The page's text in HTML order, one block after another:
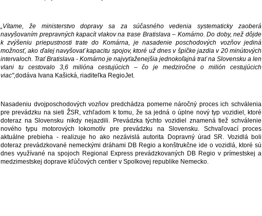
„Vítame, že ministerstvo dopravy sa za súčasného vedenia systematicky zaoberá
navyšovaním prepravných kapacít vlakov na trase Bratislava – Komárno. Do doby, než dôjde
k zvýšeniu priepustnosti trate do Komárna, je nasadenie poschodových vozňov jediná
možnosť, ako ďalej navyšovať kapacitu spojov, ktoré už dnes v špičke jazdia v 20 minútových
intervaloch. Trať Bratislava - Komárno je najvyťaženejšia jednokoľajná trať na Slovensku a len
vlani tu cestovalo 3,6 milióna cestujúcich – čo je medziročne o milión cestujúcich
viac",dodáva Ivana Kašická, riaditeľka RegioJet.
Nasadeniu dvojposchodových vozňov predchádza pomerne náročný proces ich schválenia
pre prevádzku na sieti ŽSR, vzhľadom k tomu, že sa jedná o úplne nový typ vozidiel, ktoré
doteraz na Slovensku nikdy nejazdili. Prevádzka týchto vozidiel znamená tiež schválenie
nového typu motorových lokomotív pre prevádzku na Slovensku. Schvaľovací proces
aktuálne prebieha - realizuje ho ako nezávislá autorita Dopravný úrad SR. Vozidlá boli
doteraz prevádzkované nemeckými dráhami DB Regio a konštrukčne ide o vozidlá, ktoré sú
dnes využívané na spojoch Regional Express prevádzkovaných DB Regio v prímestskej a
medzimestskej doprave kľúčových centier v Spolkovej republike Nemecko.